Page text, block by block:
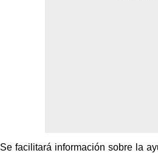
Se facilitará información sobre la